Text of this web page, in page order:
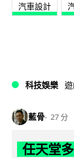
汽車設計
科技娛樂
藍骨 27 分
任天堂